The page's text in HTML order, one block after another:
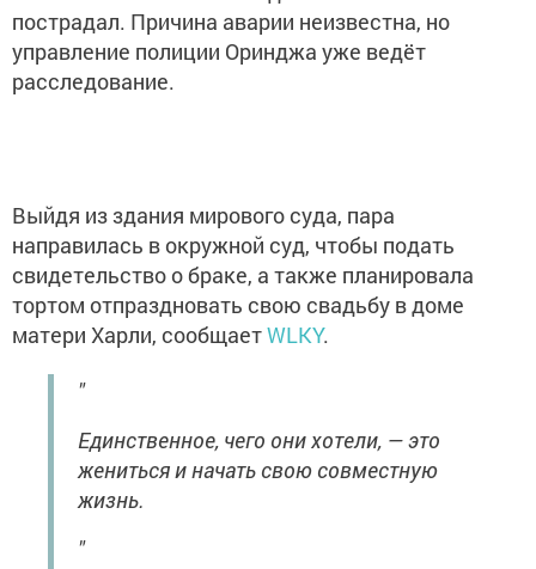
пострадал. Причина аварии неизвестна, но
управление полиции Оринджа уже ведёт
расследование.
Выйдя из здания мирового суда, пара
направилась в окружной суд, чтобы подать
свидетельство о браке, а также планировала
тортом отпраздновать свою свадьбу в доме
матери Харли, сообщаетWLKY.
"
Единственное, чего они хотели, — это
жениться и начать свою совместную
жизнь.
"